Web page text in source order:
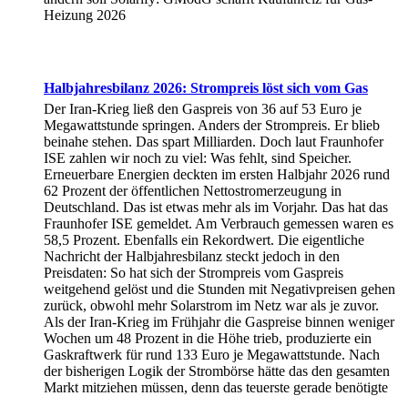
Heizung 2026
Halbjahresbilanz 2026: Strompreis löst sich vom Gas
Der Iran-Krieg ließ den Gaspreis von 36 auf 53 Euro je
Megawattstunde springen. Anders der Strompreis. Er blieb
beinahe stehen. Das spart Milliarden. Doch laut Fraunhofer
ISE zahlen wir noch zu viel: Was fehlt, sind Speicher.
Erneuerbare Energien deckten im ersten Halbjahr 2026 rund
62 Prozent der öffentlichen Nettostromerzeugung in
Deutschland. Das ist etwas mehr als im Vorjahr. Das hat das
Fraunhofer ISE gemeldet. Am Verbrauch gemessen waren es
58,5 Prozent. Ebenfalls ein Rekordwert. Die eigentliche
Nachricht der Halbjahresbilanz steckt jedoch in den
Preisdaten: So hat sich der Strompreis vom Gaspreis
weitgehend gelöst und die Stunden mit Negativpreisen gehen
zurück, obwohl mehr Solarstrom im Netz war als je zuvor.
Als der Iran-Krieg im Frühjahr die Gaspreise binnen weniger
Wochen um 48 Prozent in die Höhe trieb, produzierte ein
Gaskraftwerk für rund 133 Euro je Megawattstunde. Nach
der bisherigen Logik der Strombörse hätte das den gesamten
Markt mitziehen müssen, denn das teuerste gerade benötigte